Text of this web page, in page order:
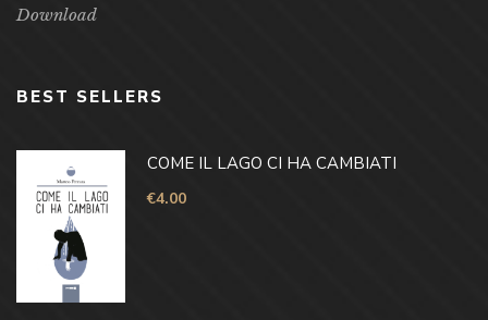
Download
BEST SELLERS
COME IL LAGO CI HA CAMBIATI
€4.00